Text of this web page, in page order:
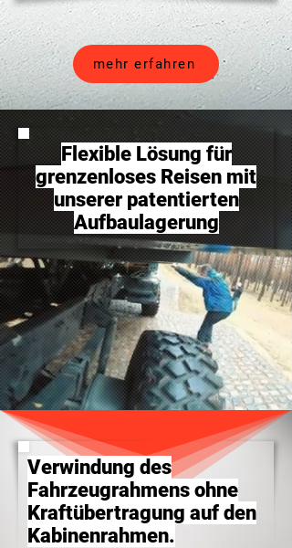
mehr erfahren
Flexible Lösung für
grenzenloses Reisen mit
unserer patentierten
Aufbaulagerung
Verwindung des
Fahrzeugrahmens ohne
Kraftübertragung auf den
Kabinenrahmen.